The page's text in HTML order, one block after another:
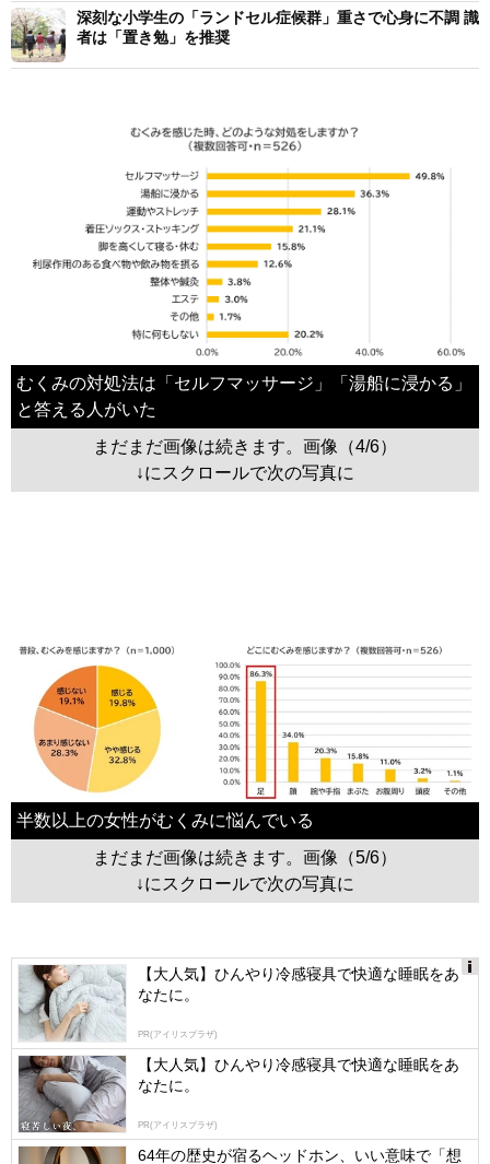
深刻な小学生の「ランドセル症候群」重さで心身に不調 識
者は「置き勉」を推奨
むくみの対処法は「セルフマッサージ」「湯船に浸かる」
と答える人がいた
まだまだ画像は続きます。画像（4/6）
↓にスクロールで次の写真に
半数以上の女性がむくみに悩んでいる
まだまだ画像は続きます。画像（5/6）
↓にスクロールで次の写真に
logly
【大人気】ひんやり冷感寝具で快適な睡眠をあ
なたに。
PR(アイリスプラザ)
【大人気】ひんやり冷感寝具で快適な睡眠をあ
なたに。
PR(アイリスプラザ)
64年の歴史が宿るヘッドホン、いい意味で「想